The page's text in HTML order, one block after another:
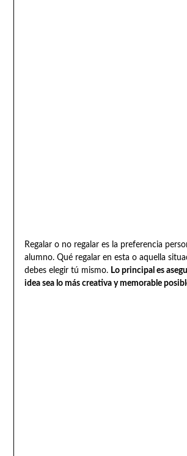
Regalar o no regalar es la preferencia
alumno. Qué regalar en esta o aquella
debes elegir tú mismo. Lo principal es
idea sea lo más creativa y memorable